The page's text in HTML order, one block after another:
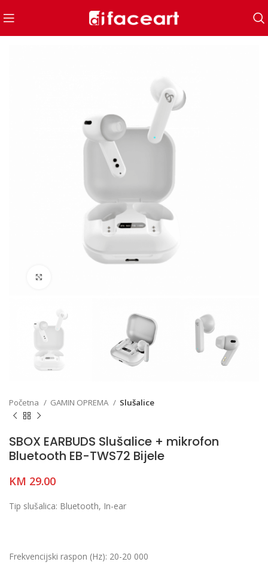
Početna GAMIN OPREMA Slušalice
SBOX EARBUDS Slušalice + mikrofon
Bluetooth EB-TWS72 Bijele
KM 29.00
Tip slušalica: Bluetooth, In-ear
Frekvencijski raspon (Hz): 20-20 000